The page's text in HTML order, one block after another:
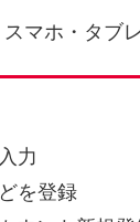
マホ・タブ
力
を登録